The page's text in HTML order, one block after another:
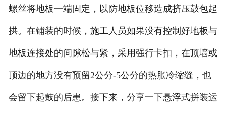
螺丝将地板一端固定，以防地板位移造成挤压鼓包起
拱。在铺装的时候，施工人员如果没有控制好地板与
地板连接处的间隙松与紧，采用强行卡扣，在顶墙或
顶边的地方没有预留2公分-5公分的热胀冷缩缝，也
会留下起鼓的后患。接下来，分享一下悬浮式拼装运